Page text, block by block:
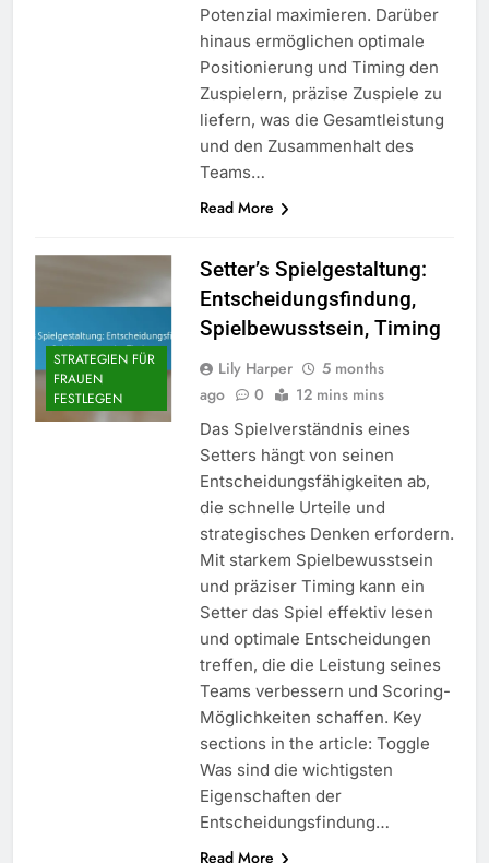
Potenzial maximieren. Darüber
hinaus ermöglichen optimale
Positionierung und Timing den
Zuspielern, präzise Zuspiele zu
liefern, was die Gesamtleistung
und den Zusammenhalt des
Teams…
Read More
STRATEGIEN FÜR
FRAUEN
FESTLEGEN
Setter’s Spielgestaltung:
Entscheidungsfindung,
Spielbewusstsein, Timing
Lily Harper
5 months
ago
0 12 mins mins
Das Spielverständnis eines
Setters hängt von seinen
Entscheidungsfähigkeiten ab,
die schnelle Urteile und
strategisches Denken erfordern.
Mit starkem Spielbewusstsein
und präziser Timing kann ein
Setter das Spiel effektiv lesen
und optimale Entscheidungen
treffen, die die Leistung seines
Teams verbessern und Scoring-
Möglichkeiten schaffen. Key
sections in the article: Toggle
Was sind die wichtigsten
Eigenschaften der
Entscheidungsfindung…
Read More